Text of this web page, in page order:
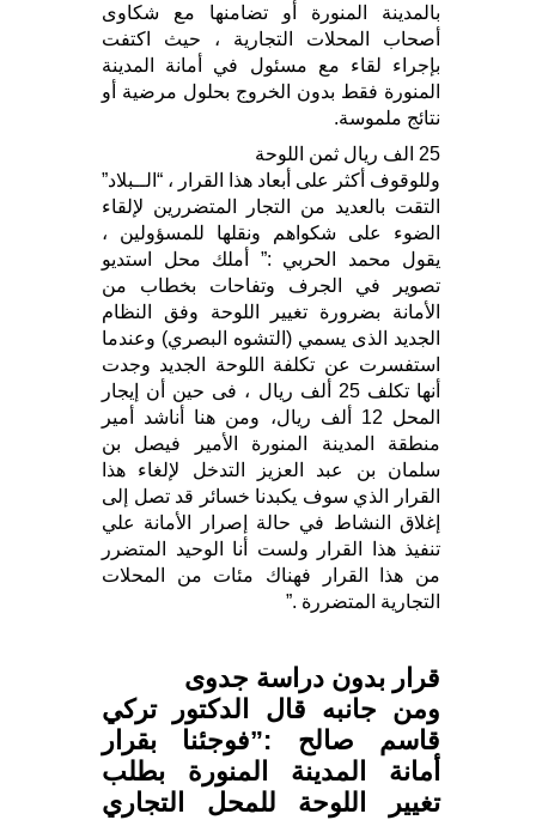
بالمدينة المنورة أو تضامنها مع شكاوى
أصحاب المحلات التجارية ، حيث اكتفت
بإجراء لقاء مع مسئول في أمانة المدينة
المنورة فقط بدون الخروج بحلول مرضية أو
نتائج ملموسة.
25 الف ريال ثمن اللوحة
وللوقوف أكثر على أبعاد هذا القرار ، “الــبلاد”
التقت بالعديد من التجار المتضررين لإلقاء
الضوء على شكواهم ونقلها للمسؤولين ،
يقول محمد الحربي :” أملك محل استديو
تصوير في الجرف وتفاحات بخطاب من
الأمانة بضرورة تغيير اللوحة وفق النظام
الجديد الذى يسمي (التشوه البصري) وعندما
استفسرت عن تكلفة اللوحة الجديد وجدت
أنها تكلف 25 ألف ريال ، فى حين أن إيجار
المحل 12 ألف ريال، ومن هنا أناشد أمير
منطقة المدينة المنورة الأمير فيصل بن
سلمان بن عبد العزيز التدخل لإلغاء هذا
القرار الذي سوف يكبدنا خسائر قد تصل إلى
إغلاق النشاط في حالة إصرار الأمانة علي
تنفيذ هذا القرار ولست أنا الوحيد المتضرر
من هذا القرار فهناك مئات من المحلات
التجارية المتضررة .”
قرار بدون دراسة جدوى
ومن جانبه قال الدكتور تركي
قاسم صالح :”فوجئنا بقرار
أمانة المدينة المنورة بطلب
تغيير اللوحة للمحل التجاري